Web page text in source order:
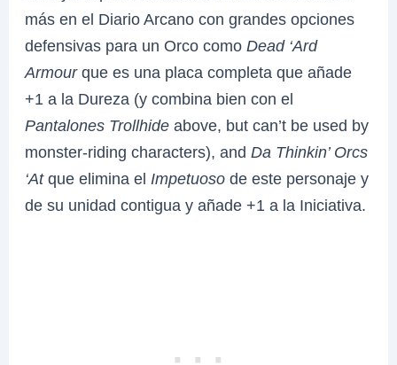
más en el Diario Arcano con grandes opciones
defensivas para un Orco comoDead ‘Ard
Armourque es una placa completa que añade
+1 a la Dureza (y combina bien con el
Pantalones Trollhide above, but can’t be used by
monster-riding characters), andDa Thinkin’ Orcs
‘Atque elimina elImpetuoso de este personaje y
de su unidad contigua y añade +1 a la Iniciativa.